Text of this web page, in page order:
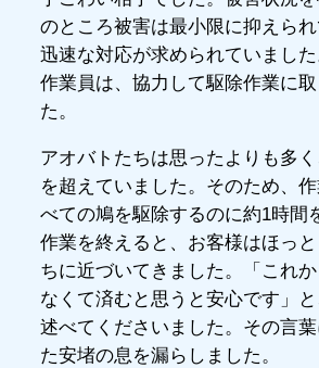
のところ被害は最小限に抑えられ
迅速な対応が求められていまし
作業員は、協力して駆除作業に
た。
アオバトたちは思ったよりも多
を超えていました。そのため、
べての鳩を駆除するのに約1時間
作業を終えると、お客様はほっ
ちに近づいてきました。「これ
なくて済むと思うと安心です」
述べてくださいました。その言
た安堵の息を漏らしました。